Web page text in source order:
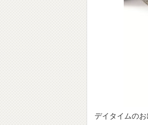
デイタイムの